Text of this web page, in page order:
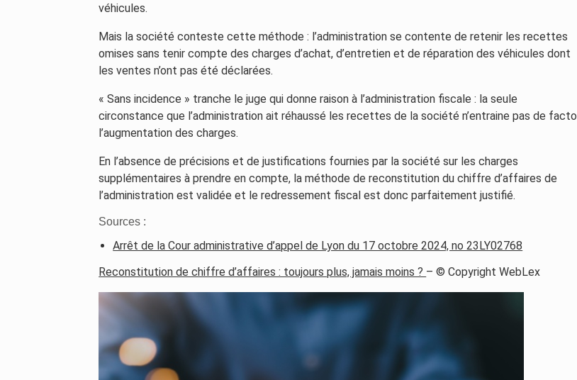
véhicules.
Mais la société conteste cette méthode : l’administration se contente de retenir les recettes
omises sans tenir compte des charges d’achat, d’entretien et de réparation des véhicules dont
les ventes n’ont pas été déclarées.
« Sans incidence » tranche le juge qui donne raison à l’administration fiscale : la seule
circonstance que l’administration ait réhaussé les recettes de la société n’entraine pas de facto
l’augmentation des charges.
En l’absence de précisions et de justifications fournies par la société sur les charges
supplémentaires à prendre en compte, la méthode de reconstitution du chiffre d’affaires de
l’administration est validée et le redressement fiscal est donc parfaitement justifié.
Sources :
Arrêt de la Cour administrative d’appel de Lyon du 17 octobre 2024, no 23LY02768
Reconstitution de chiffre d’affaires : toujours plus, jamais moins ? – © Copyright WebLex